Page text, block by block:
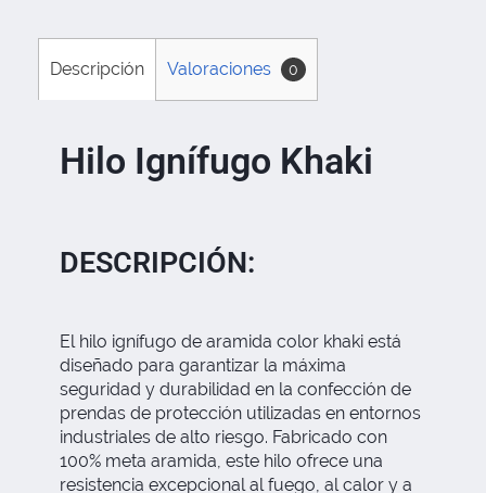
Descripción Valoraciones 0
Hilo Ignífugo Khaki
DESCRIPCIÓN:
El hilo ignífugo de aramida color khaki está
diseñado para garantizar la máxima
seguridad y durabilidad en la confección de
prendas de protección utilizadas en entornos
industriales de alto riesgo. Fabricado con
100% meta aramida, este hilo ofrece una
resistencia excepcional al fuego, al calor y a